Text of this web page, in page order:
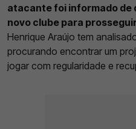
atacante foi informado de
novo clube para
Henrique Araújo tem
procurando encontrar um
jogar com regularidade e